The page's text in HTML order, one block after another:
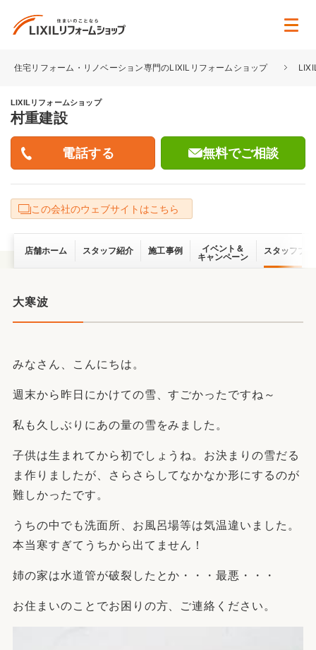
住宅リフォーム・リノベーション専門のLIXILリフォームショップ
LIXILリフォームショップ
村重建設
無料でご相談
この会社のウェブサイトはこちら
店舗ホーム スタッフ紹介 施工事例
イベント＆
キャンペーン
スタッフブ
大寒波
みなさん、こんにちは。
週末から昨日にかけての雪、すごかったですね～
私も久しぶりにあの量の雪をみました。
子供は生まれてから初でしょうね。お決まりの雪だる
ま作りましたが、さらさらしてなかなか形にするのが
難しかったです。
うちの中でも洗面所、お風呂場等は気温違いました。
本当寒すぎてうちから出てません！
姉の家は水道管が破裂したとか・・・最悪・・・
お住まいのことでお困りの方、ご連絡ください。